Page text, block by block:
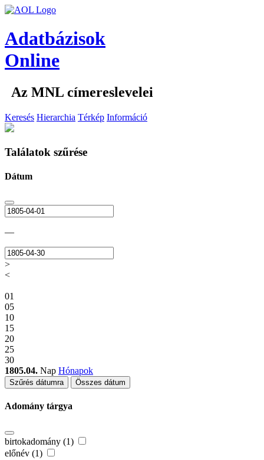
Adatbázisok
Online
Az MNL címereslevelei
Keresés Hierarchia Térkép Információ
Találatok szűrése
Dátum
—
>
<
01
05
10
15
20
25
30
1805.04. Nap Hónapok
Szűrés dátumra Összes dátum
Adomány tárgya
birtokadomány (1)
előnév (1)